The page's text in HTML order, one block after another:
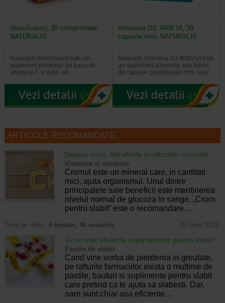
VenoSuport, 30 comprimate,
NATURALIS
Naturalis VenoSuport este un
supliment alimentar pe baza de
vitamina C si rutin, un…
Vitamina D3, 4000 UI, 30
capsule moi, NATURALIS
Naturalis Vitamina D3 4000 UI este
un supliment alimentar sub forma
de capsule gelatinoase moi, usor…
ARTICOLE RECOMANDATE
Despre crom. Beneficiile si utilizarile cromului
Vitamine si minerale
Cromul este un mineral care, in cantitati
mici, ajuta organismul. Unul dintre
principalele sale beneficii este mentinerea
nivelul normal de glucoza in sange. „Crom
pentru slabit” este o recomandare…
Timp de citire: 4 minute, 46 secunde 30 iunie 2022
Tu cunosti eficienta suplimentelor pentru slabit?
Pastile de slabit
Cand vine vorba de pierderea in greutate,
pe rafturile farmaciilor exista o multime de
pastile, bauturi si suplimente pentru slabit
care pretind ca te ajuta sa slabesti. Dar,
oare sunt chiar asa eficiente…